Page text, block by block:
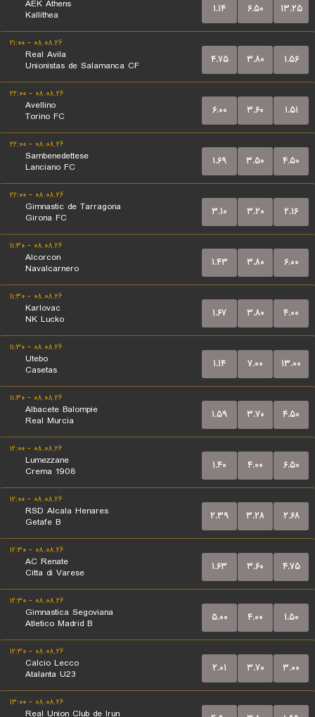
AEK Athens
Kallithea
۱.۱۴ ۶.۵۰ ۱۳.۲۵
۰۸.۰۸.۲۶ - ۲۱:۰۰
Real Avila
Unionistas de Salamanca CF
۴.۷۵ ۳.۸۰ ۱.۵۶
۰۸.۰۸.۲۶ - ۲۲:۰۰
Avellino
Torino FC
۶.۰۰ ۳.۶۰ ۱.۵۱
۰۸.۰۸.۲۶ - ۲۲:۰۰
Sambenedettese
Lanciano FC
۱.۶۹ ۳.۵۰ ۴.۵۰
۰۸.۰۸.۲۶ - ۲۲:۰۰
Gimnastic de Tarragona
Girona FC
۳.۱۰ ۳.۲۰ ۲.۱۶
۰۸.۰۸.۲۶ - ۱۱:۳۰
Alcorcon
Navalcarnero
۱.۴۳ ۳.۸۰ ۶.۰۰
۰۸.۰۸.۲۶ - ۱۱:۳۰
Karlovac
NK Lucko
۱.۶۷ ۳.۸۰ ۴.۰۰
۰۸.۰۸.۲۶ - ۱۱:۳۰
Utebo
Casetas
۱.۱۴ ۷.۰۰ ۱۳.۰۰
۰۸.۰۸.۲۶ - ۱۱:۳۰
Albacete Balompie
Real Murcia
۱.۵۹ ۳.۷۰ ۴.۵۰
۰۸.۰۸.۲۶ - ۱۲:۰۰
Lumezzane
Crema 1908
۱.۴۰ ۴.۰۰ ۶.۵۰
۰۸.۰۸.۲۶ - ۱۲:۰۰
RSD Alcala Henares
Getafe B
۲.۳۹ ۳.۲۸ ۲.۶۸
۰۸.۰۸.۲۶ - ۱۲:۳۰
AC Renate
Citta di Varese
۱.۶۳ ۳.۶۰ ۴.۷۵
۰۸.۰۸.۲۶ - ۱۲:۳۰
Gimnastica Segoviana
Atletico Madrid B
۵.۰۰ ۴.۰۰ ۱.۵۰
۰۸.۰۸.۲۶ - ۱۲:۳۰
Calcio Lecco
Atalanta U23
۲.۰۱ ۳.۷۰ ۳.۰۰
۰۸.۰۸.۲۶ - ۱۳:۰۰
Real Union Club de Irun